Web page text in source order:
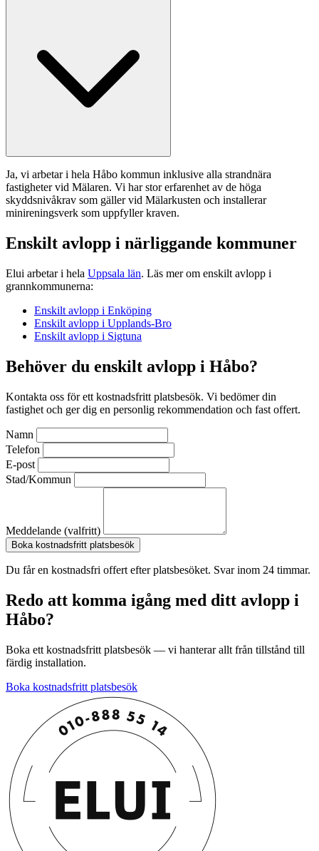
Ja, vi arbetar i hela Håbo kommun inklusive alla strandnära
fastigheter vid Mälaren. Vi har stor erfarenhet av de höga
skyddsnivåkrav som gäller vid Mälarkusten och installerar
minireningsverk som uppfyller kraven.
Enskilt avlopp i närliggande kommuner
Elui arbetar i hela Uppsala län. Läs mer om enskilt avlopp i
grannkommunerna:
Enskilt avlopp i Enköping
Enskilt avlopp i Upplands-Bro
Enskilt avlopp i Sigtuna
Behöver du enskilt avlopp i Håbo?
Kontakta oss för ett kostnadsfritt platsbesök. Vi bedömer din
fastighet och ger dig en personlig rekommendation och fast offert.
Namn
Telefon
E-post
Stad/Kommun
Meddelande (valfritt)
Boka kostnadsfritt platsbesök
Du får en kostnadsfri offert efter platsbesöket. Svar inom 24 timmar.
Redo att komma igång med ditt avlopp i
Håbo?
Boka ett kostnadsfritt platsbesök — vi hanterar allt från tillstånd till
färdig installation.
Boka kostnadsfritt platsbesök